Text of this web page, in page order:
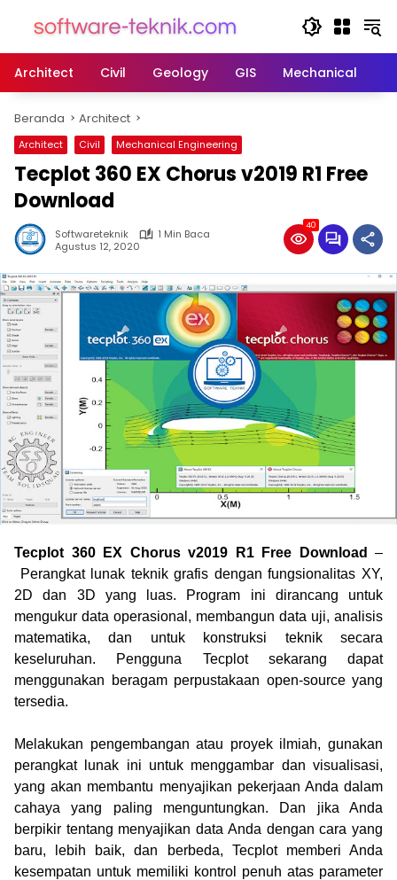
Architect
Civil Geology GIS Mechanical
Beranda Architect
Architect Civil Mechanical Engineering
Tecplot 360 EX Chorus v2019 R1 Free
Download
Softwareteknik
1 Min Baca
Agustus 12, 2020
40
Tecplot 360 EX Chorus v2019 R1 Free Download
–
Perangkat lunak teknik grafis dengan fungsionalitas XY,
2D dan 3D yang luas. Program ini dirancang untuk
mengukur data operasional, membangun data uji, analisis
matematika, dan untuk konstruksi teknik secara
keseluruhan. Pengguna Tecplot sekarang dapat
menggunakan beragam perpustakaan open-source yang
tersedia.
Melakukan pengembangan atau proyek ilmiah, gunakan
perangkat lunak ini untuk menggambar dan visualisasi,
yang akan membantu menyajikan pekerjaan Anda dalam
cahaya yang paling menguntungkan. Dan jika Anda
berpikir tentang menyajikan data Anda dengan cara yang
baru, lebih baik, dan berbeda, Tecplot memberi Anda
kesempatan untuk memiliki kontrol penuh atas parameter